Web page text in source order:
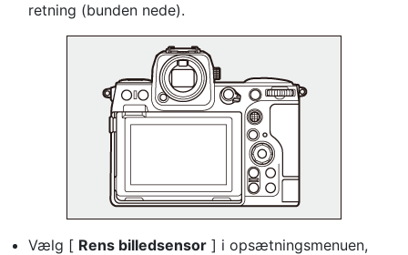
retning (bunden nede).
Vælg [ Rens billedsensor ] i opsætningsmenuen,